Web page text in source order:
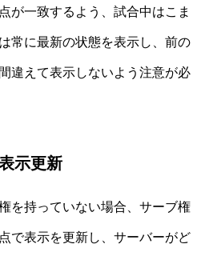
が一致するよう、試合中はこま
常に最新の状態を表示し、前の
違えて表示しないよう注意が必
示更新
を持っていない場合、サーブ権
で表示を更新し、サーバーがど